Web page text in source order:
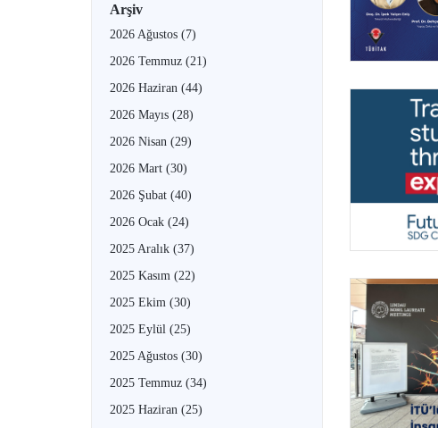
Arşiv
2026 Ağustos (7)
2026 Temmuz (21)
2026 Haziran (44)
2026 Mayıs (28)
2026 Nisan (29)
2026 Mart (30)
2026 Şubat (40)
2026 Ocak (24)
2025 Aralık (37)
2025 Kasım (22)
2025 Ekim (30)
2025 Eylül (25)
2025 Ağustos (30)
2025 Temmuz (34)
2025 Haziran (25)